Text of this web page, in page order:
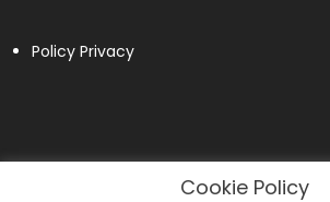
Policy Privacy
Cookie Policy